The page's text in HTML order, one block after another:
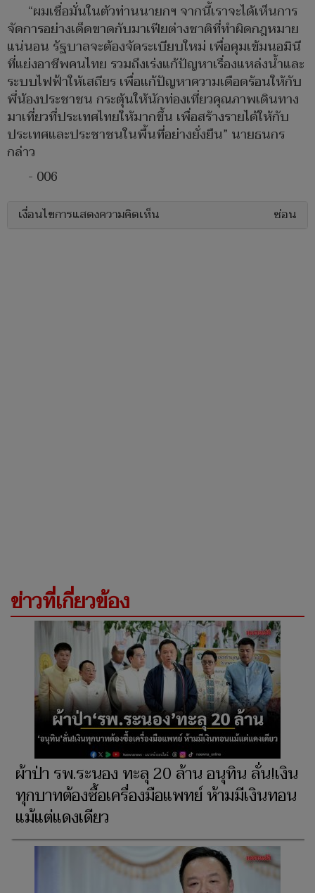
“ผมเชื่อมั่นในตัวท่านนายกฯ จากนี้เราจะได้เห็นการ
จัดการอย่างเด็ดขาดกับมาเฟียต่างชาติที่ทำผิดกฎหมาย
แน่นอน รัฐบาลจะต้องจัดระเบียบใหม่ เพื่อคุมเข้มนอมินี
ที่แย่งอาชีพคนไทย รวมถึงเร่งแก้ปัญหาเรื่องแหล่งน้ำและ
ระบบไฟฟ้าให้เสถียร เพื่อแก้ปัญหาความเดือดร้อนให้กับ
พี่น้องประชาชน กระตุ้นให้นักท่องเที่ยวคุณภาพเดินทาง
มาเที่ยวที่ประเทศไทยให้มากขึ้น เพื่อสร้างรายได้ให้กับ
ประเทศและประชาชนในพื้นที่อย่างยั่งยืน” นายธนกร
กล่าว
- 006
เงื่อนไขการแสดงความคิดเห็น ซ่อน
ข่าวที่เกี่ยวข้อง
ผ้าป่า รพ.ระนอง ทะลุ 20 ล้าน อนุทิน ลั่น!เงิน
ทุกบาทต้องซื้อเครื่องมือแพทย์ ห้ามมีเงินทอน
แม้แต่แดงเดียว